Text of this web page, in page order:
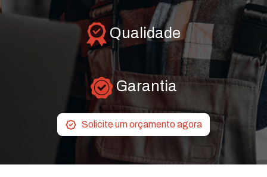
Qualidade
Garantia
Solicite um orçamento agora